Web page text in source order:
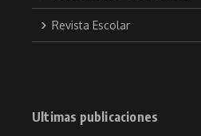
Revista Escolar
Ultimas publicaciones